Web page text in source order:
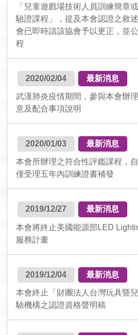
「兒童遊戲場技術人員訓練簡章
驗證課程」，提及本會認證之敘
會已即時請該協會予以更正，並
程
2020/02/04 最新消息
武漢肺炎疫情期間，參與本會辦
意及配合事項說明
2020/01/03 最新消息
本會所辦理之符合性評鑑課程，
僅受理五年內訓練證書補發
2019/12/27 最新消息
本會將終止美國能源部LED
服務計畫
2019/12/04 最新消息
本會終止「財團法人台灣玩具暨
驗機構之認證資格聲明稿